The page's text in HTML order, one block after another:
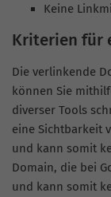
Keine
Kriterien für
Die verlinkende
können Sie
diverser Tools
eine Sichtbarkeit
und kann somit
Domain, die bei
und kann somit